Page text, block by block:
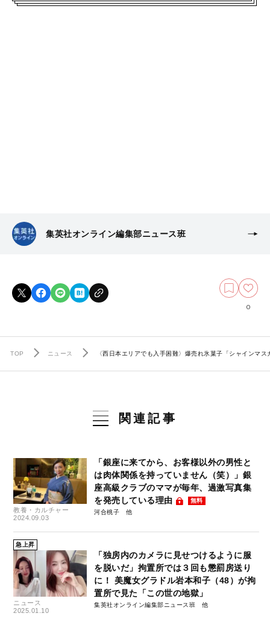
集英社オンライン編集部ニュース班
0
TOP ニュース 〈西日本エリアでも入手困難〉爆売れ氷菓子「シャインマ
関連記事
教養・カルチャー
2024.09.03
「銀座に来てから、お客様以外の男性と
は肉体関係を持っていません（笑）」銀
座高級クラブのママが毎年、過激写真集
を発売している理由
無料
河合桃子
急上昇
ニュース
2025.01.10
「独房内のカメラに見せつけるように服
を脱いだ」拘置所では３回も懲罰房送り
に！ 美魔女グラドル岩本和子（48）が拘
置所で見た「この世の地獄」
集英社オンライン編集部ニュース班